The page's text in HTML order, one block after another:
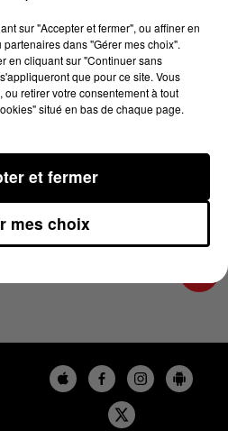
Tarn et Garonne
ET GARONNE DU
Garonne
sur "Accepter et fermer", ou affiner en
dans "Gérer mes choix".
en cliquant sur "Continuer sans
que pour ce site. Vous
retirer votre consentement à tout
situé en bas de chaque page.
mes choix
et fermer